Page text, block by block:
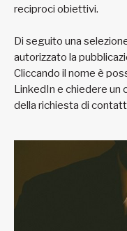
reciproci obiettivi.
Di seguito una
autorizzato la
Cliccando il nome è
LinkedIn e chiedere un
della richiesta di